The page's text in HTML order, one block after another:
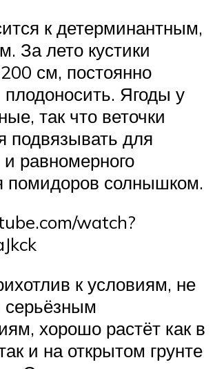
к детерминантным,
За лето кустики
см, постоянно
Ягоды у
так что веточки
подвязывать для
равномерного
помидоров солнышком.
watch?
к условиям, не
серьёзным
хорошо растёт как в
и на открытом грунте